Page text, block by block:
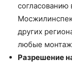
согласованию
других
любые
Разрешение